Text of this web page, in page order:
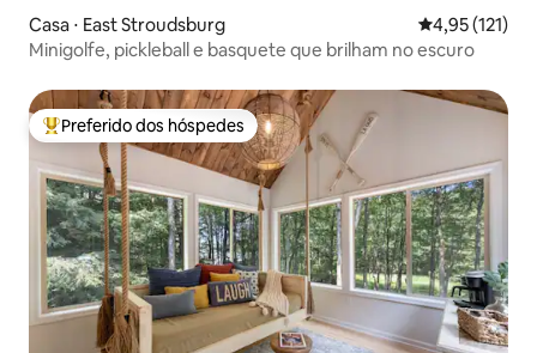
Casa ⋅ East Stroudsburg 4,95 de uma
4,95 (121)
Minigolfe, pickleball e basquete que brilham no escuro
Entre os melhores preferidos dos hóspedes
Preferido dos hóspedes